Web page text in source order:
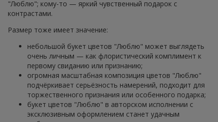
"Люблю"; кому-то — яркий чувственный подарок с
контрастами.
Размер тоже имеет значение:
небольшой букет цветов "Люблю" может выглядеть
очень личным — как флористический комплимент к
первому свиданию или признанию;
огромная масштабная композиция цветов "Люблю"
подчёркивает серьёзность намерений, подходит для
торжественного признания или особенного подарка;
букет цветов "Люблю" в авторском исполнении с
эксклюзивным оформлением станет удачным